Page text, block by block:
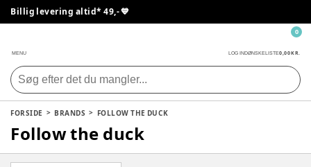
Billig levering altid* 49,- 💙
MENU LOG INDØNSKELISTE0,00 KR.
0
FORSIDE BRANDS FOLLOW THE DUCK
Follow the duck